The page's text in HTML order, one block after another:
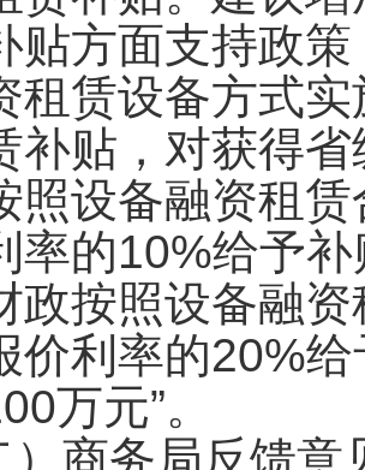
贴方面支持政
租赁设备方式
补贴，对获得
照设备融资租
率的10%给予
政按照设备融
价利率的20%
万元”。
）商务局反馈